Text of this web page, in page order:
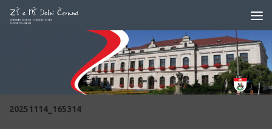
Skip to content
20251114_165314